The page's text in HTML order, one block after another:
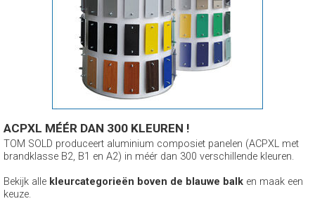
ACPXL MÉÉR DAN 300 KLEUREN !
TOM SOLD produceert aluminium composiet panelen (ACPXL met
brandklasse B2, B1 en A2) in méér dan 300 verschillende kleuren.
Bekijk alle kleurcategorieën boven de blauwe balk en maak een
keuze.